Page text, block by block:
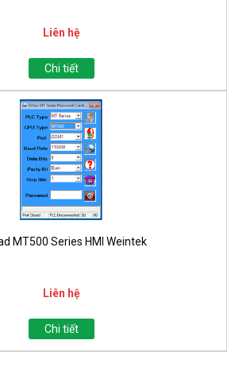
Liên hệ
Chi tiết
MT500 Series HMI Weintek
Liên hệ
Chi tiết